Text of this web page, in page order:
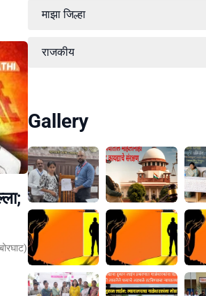
माझा जिल्हा
राजकीय
Gallery